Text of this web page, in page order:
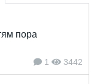
пора
1 3442